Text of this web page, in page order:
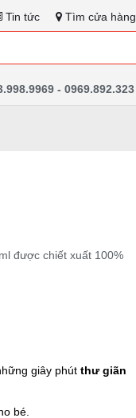
Tin tức Tìm cửa hàng
- 0969.892.323
được chiết xuất 100%
giây phútthư giãn
bé.